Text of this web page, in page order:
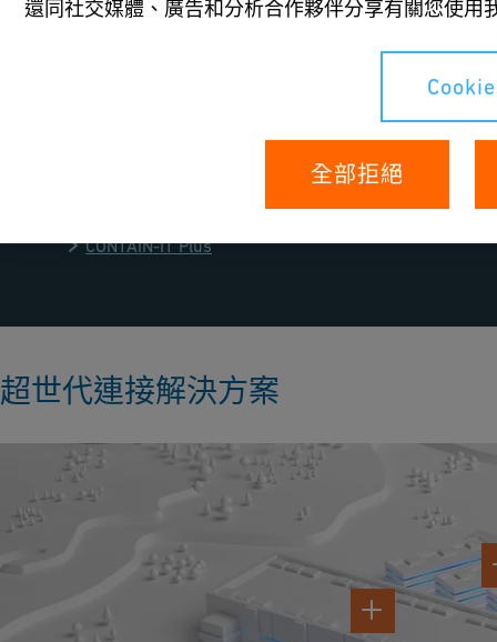
系統經過專業設計，可管理有害物質。這
CONTAIN-IT Plus
超世代連接解決方案
還同社交媒體、廣告和分析合作夥伴分享有關您使用
全部拒絕